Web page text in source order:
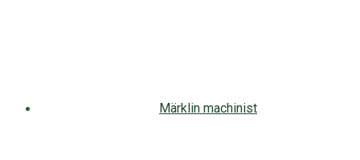
Märklin machinist